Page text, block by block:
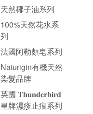
天然椰子油系列
100%天然花水系
列
法國阿勒頗皂系列
Naturigin有機天然
染髮品牌
英國 𝐓𝐡𝐮𝐧𝐝𝐞𝐫𝐛𝐢𝐫𝐝
皇牌濕疹止痕系列